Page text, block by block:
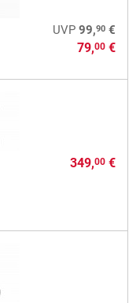
UVP 99,90€
79,00€
349,00€